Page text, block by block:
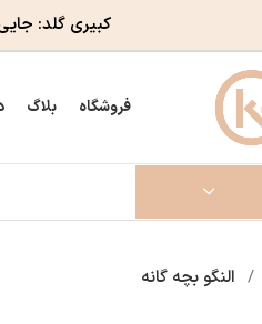
کبیری گلد:
فروشگاه بلاگ
النگو بچه گانه